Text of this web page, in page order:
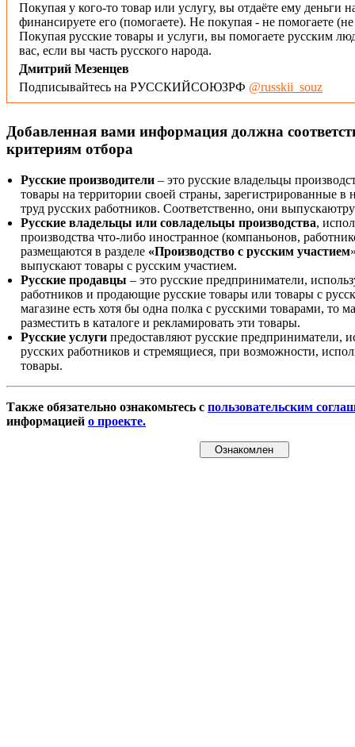
Покупая у кого-то товар или услугу, вы отдаёте ему деньги
финансируете его (помогаете). Не покупая - не помогаете
Покупая русские товары и услуги, вы помогаете русским
вас, если вы часть русского народа.
Дмитрий Мезенцев
Подписывайтесь на РУССКИЙСОЮЗРФ @russkii_souz
Добавленная вами информация должна
критериям отбора
Русские производители – это русские владельцы
товары на территории своей страны, зарегистрированные
труд русских работников. Соответственно, они
Русские владельцы или совладельцы производства,
производства что-либо иностранное (компаньонов,
размещаются в разделе «Производство с русским участием
выпускают товары с русским участием.
Русские продавцы – это русские предприниматели,
работников и продающие русские товары или товары с
магазине есть хотя бы одна полка с русскими товарами, то
разместить в каталоге и рекламировать эти товары.
Русские услуги предоставляют русские предприниматели,
русских работников и стремящиеся, при возможности,
товары.
Также обязательно ознакомьтесь с пользовательским
информацией о проекте.
Ознакомлен